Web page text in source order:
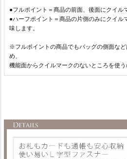
●フルポイント＝商品の前面、後面にクイル
●ハーフポイント＝商品の片側のみにクイル
味します。
※フルポイントの商品でもバッグの側面な
め、
機能面からクイルマークのないところを使う